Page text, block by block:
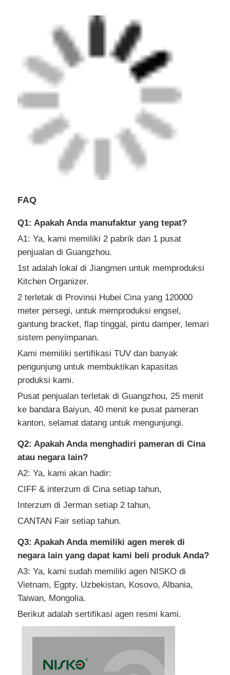
FAQ
Q1: Apakah Anda manufaktur yang tepat?
A1: Ya, kami memiliki 2 pabrik dan 1 pusat
penjualan di Guangzhou.
1st adalah lokal di Jiangmen untuk memproduksi
Kitchen Organizer.
2 terletak di Provinsi Hubei Cina yang 120000
meter persegi, untuk memproduksi engsel,
gantung bracket, flap tinggal, pintu damper, lemari
sistem penyimpanan.
Kami memiliki sertifikasi TUV dan banyak
pengunjung untuk membuktikan kapasitas
produksi kami.
Pusat penjualan terletak di Guangzhou, 25 menit
ke bandara Baiyun, 40 menit ke pusat pameran
kanton, selamat datang untuk mengunjungi.
Q2: Apakah Anda menghadiri pameran di Cina
atau negara lain?
A2: Ya, kami akan hadir:
CIFF & interzum di Cina setiap tahun,
Interzum di Jerman setiap 2 tahun,
CANTAN Fair setiap tahun.
Q3: Apakah Anda memiliki agen merek di
negara lain yang dapat kami beli produk Anda?
A3: Ya, kami sudah memiliki agen NISKO di
Vietnam, Egpty, Uzbekistan, Kosovo, Albania,
Taiwan, Mongolia.
Berikut adalah sertifikasi agen resmi kami.